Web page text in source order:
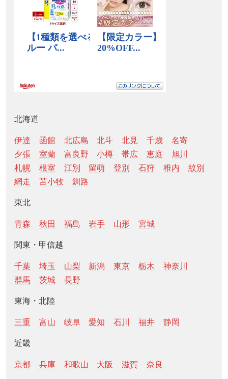
北海道
伊達 函館 北広島 北斗 北見 千歳
名寄
夕張
室蘭 富良野 小樽 帯広 恵庭
旭川
札幌
根室 江別 留萌 登別 石狩 稚内
紋別
網走
苫小牧 釧路
東北
青森 秋田 福島 岩手 山形 宮城
関東・甲信越
千葉 埼玉 山梨 新潟 東京 栃木
神奈川
群馬
茨城 長野
東海・北陸
三重 富山 岐阜 愛知 石川 福井 静岡
近畿
京都 兵庫 和歌山 大阪 滋賀 奈良